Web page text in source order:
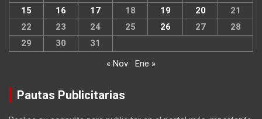
15
16 17 18 19 20
21
22
23 24 25 26 27
28
29
30
31
« Nov
Ene »
Pautas Publicitarias